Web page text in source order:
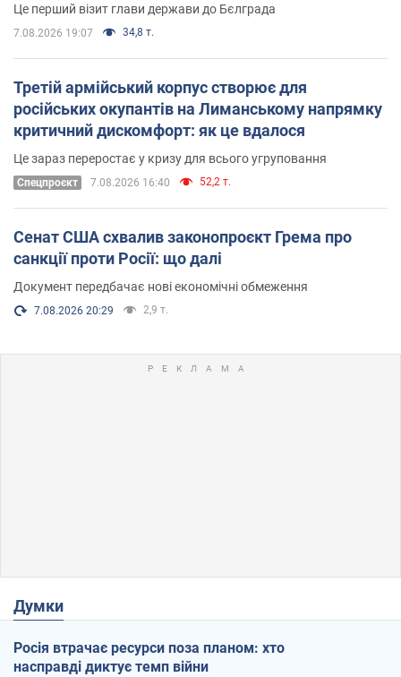
Це перший візит глави держави до Бєлграда
7.08.2026 19:07 34,8 т.
Третій армійський корпус створює для
російських окупантів на Лиманському напрямку
критичний дискомфорт: як це вдалося
Це зараз переростає у кризу для всього угруповання
Cпецпроєкт 7.08.2026 16:40 52,2 т.
Сенат США схвалив законопроєкт Грема про
санкції проти Росії: що далі
Документ передбачає нові економічні обмеження
7.08.2026 20:29 2,9 т.
Думки
Росія втрачає ресурси поза планом: хто
насправді диктує темп війни